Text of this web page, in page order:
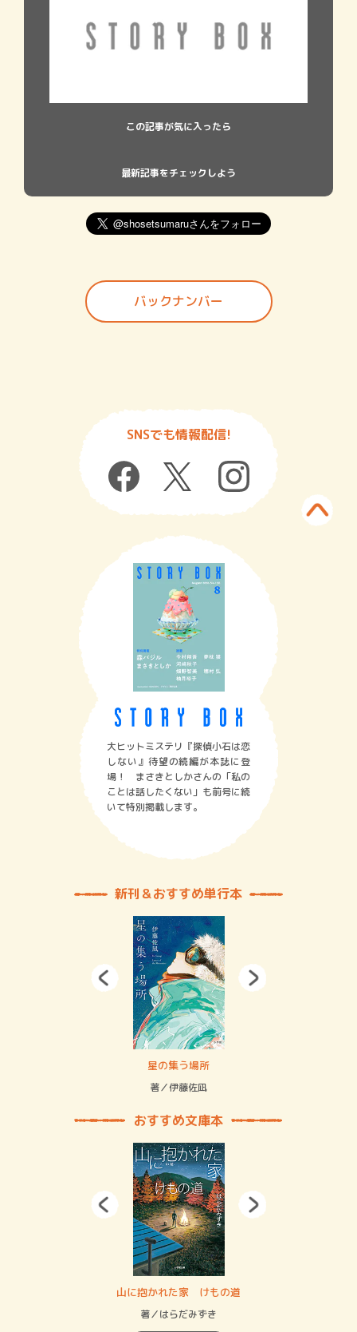
この記事が気に入ったら
最新記事をチェックしよう
バックナンバー
SNSでも情報配信!
大ヒットミステリ『探偵小石は恋
しない』待望の続編が本誌に登
場！ まさきとしかさんの「私の
ことは話したくない」も前号に続
いて特別掲載します。
新刊＆おすすめ単行本
星の集う場所
著／伊藤佐凪
おすすめ文庫本
山に抱かれた家 けもの道
著／はらだみずき